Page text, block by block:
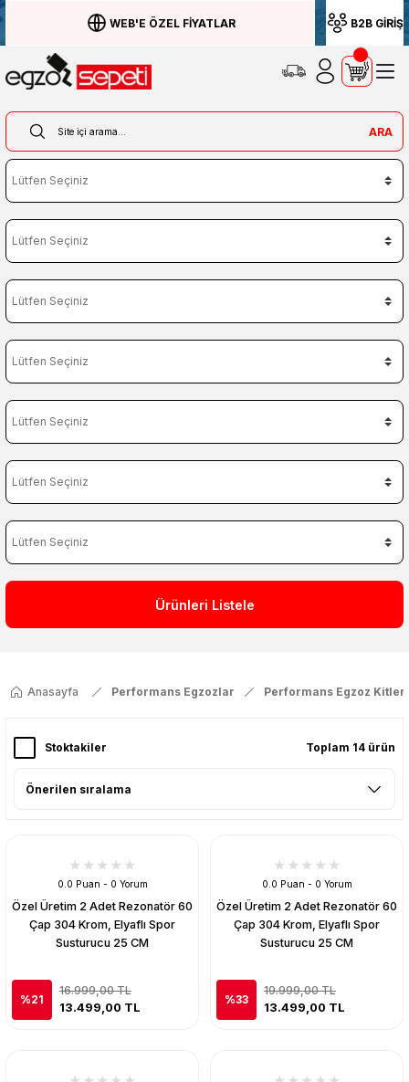
WEB'E ÖZEL FİYATLAR B2B GİRİŞ
ARA
Ürünleri Listele
Anasayfa Performans Egzozlar Performans Egzoz Kitleri
Stoktakiler Toplam 14 ürün
0.0 Puan - 0 Yorum
Özel Üretim 2 Adet Rezonatör 60
Çap 304 Krom, Elyaflı Spor
Susturucu 25 CM
%21
16.999,00 TL
13.499,00 TL
0.0 Puan - 0 Yorum
Özel Üretim 2 Adet Rezonatör 60
Çap 304 Krom, Elyaflı Spor
Susturucu 25 CM
%33
19.999,00 TL
13.499,00 TL